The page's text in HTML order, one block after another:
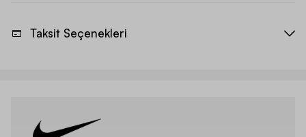
Taksit Seçenekleri